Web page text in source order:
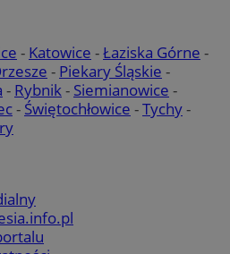
- Katowice -Łaziska Górne -
- Piekary Śląskie -
- Rybnik- Siemianowice -
- Świętochłowice -Tychy-